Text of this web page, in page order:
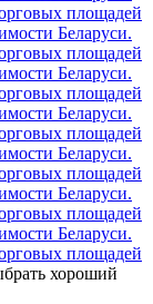
площадей
Беларуси.
площадей
Беларуси.
площадей
Беларуси.
площадей
Беларуси.
площадей
Беларуси.
площадей
Беларуси.
площадей
хороший